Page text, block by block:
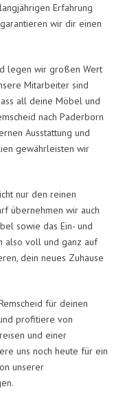
Erfahrung
wir dir einen
legen wir großen Wert
Mitarbeiter sind
all deine Möbel und
nach Paderborn
Ausstattung und
gewährleisten wir
nur den reinen
übernehmen wir auch
sowie das Ein- und
also voll und ganz auf
dein neues Zuhause
für deinen
profitiere von
und einer
uns noch heute für ein
unserer